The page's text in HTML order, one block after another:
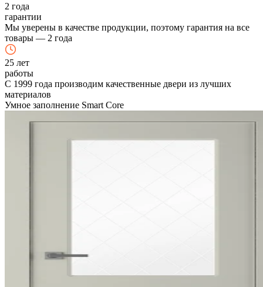
2 года
гарантии
Мы уверены в качестве продукции, поэтому гарантия на все
товары — 2 года
25 лет
работы
С 1999 года производим качественные двери из лучших
материалов
Умное заполнение Smart Core